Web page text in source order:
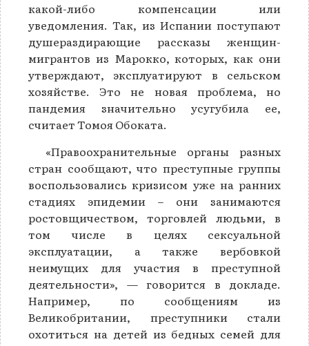
какой-либо компенсации или
уведомления. Так, из Испании поступают
душераздирающие рассказы женщин-
мигрантов из Марокко, которых, как они
утверждают, эксплуатируют в сельском
хозяйстве. Это не новая проблема, но
пандемия значительно усугубила ее,
считает Томоя Обоката.
«Правоохранительные органы разных
стран сообщают, что преступные группы
воспользовались кризисом уже на ранних
стадиях эпидемии – они занимаются
ростовщичеством, торговлей людьми, в
том числе в целях сексуальной
эксплуатации, а также вербовкой
неимущих для участия в преступной
деятельности», — говорится в докладе.
Например, по сообщениям из
Великобритании, преступники стали
охотиться на детей из бедных семей для